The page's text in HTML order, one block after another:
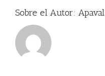
Sobre el Autor: Apaval